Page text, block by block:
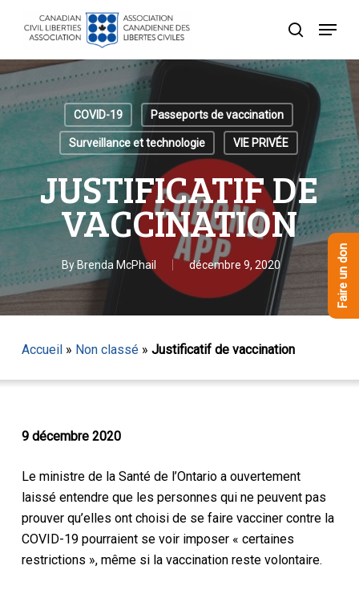
content
recherche
Menu
COVID-19 Passeports de vaccination
Surveillance et technologie VIE PRIVÉE
JUSTIFICATIF DE
VACCINATION
By Brenda McPhail décembre 9, 2020
Accueil» Non classé» Justificatif de vaccination
9 décembre 2020
Le ministre de la Santé de l’Ontario a ouvertement
laissé entendre que les personnes qui ne peuvent pas
prouver qu’elles ont choisi de se faire vacciner contre la
COVID-19 pourraient se voir imposer « certaines
restrictions », même si la vaccination reste volontaire.
Menu
Faire un don